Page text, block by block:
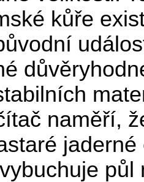
kůře
naměří,